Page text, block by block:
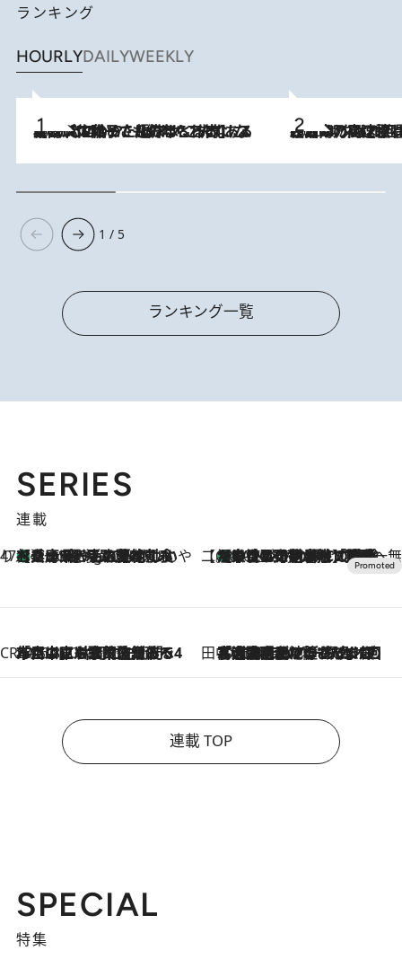
ランキング
HOURLYDAILYWEEKLY
2026.8.5
【阿川佐和子さんの年とる力】なぜ70代で始めた趣味は“こんなに楽しい”のか？ ピアノ、俳句…スランプに陥っても続けられる“ある秘訣”とは 2026.8.7
「湘南乃風に憧れて」観客大盛上がりの“タオル回し”に、ラッパー顔負けの高速歌唱まで…さだまさし（74）のアグレッシブすぎる現在地
1 / 5
ランキング一覧
SERIES
連載
47都道府県の手みやげ ひんやりスイーツで夏を満喫
1 Hour Ago
【兵庫県】この夏絶対食べたい 冷やしておいしいおやつ3選 淡路島の恵みをジェラートに集約 【CREA×星野リゾート】唯一無二。癒しと発見が待つ場所へ
2026.8.7
【トンボの足水浴】ヒノキの香りに包まれて涼感マックス！約13℃の湧水かけ流しを避暑地「星野温泉 トンボの湯」で体験
CREA'S CHOICE
2026.8.7
「立川にも歌舞伎があるんだよ」 片岡仁左衛門・市川中車ら豪華座組みで4年目の立川立飛歌舞伎へ 田中稲の勝手に再ブーム
2026.8.7
「湘南乃風に憧れて」観客大盛上がりの“タオル回し”に、ラッパー顔負けの高速歌唱まで…さだまさし（74）のアグレッシブすぎる現在地
連載 TOP
SPECIAL
特集